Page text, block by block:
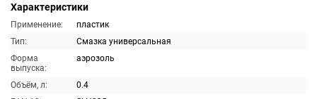
Характеристики
Применение:
пластик
Тип:
Смазка универсальная
Форма
выпуска:
аэрозоль
Объём, л:
0.4